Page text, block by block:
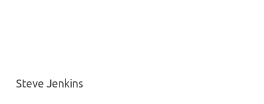
Steve Jenkins